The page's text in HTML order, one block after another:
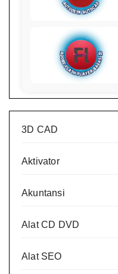
3D CAD
Aktivator
Akuntansi
Alat CD DVD
Alat SEO